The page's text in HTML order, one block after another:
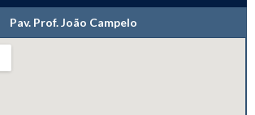
Pav. Prof. João Campelo